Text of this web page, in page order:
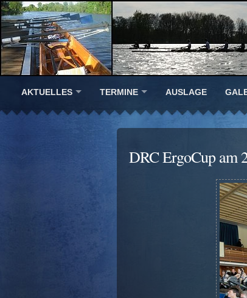
AKTUELLES TERMINE AUSLAGE
DRC ErgoCup am